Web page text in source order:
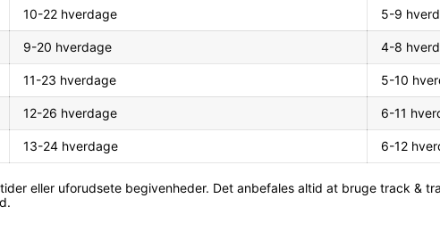
10-22 hverdage 5-9
9-20 hverdage 4-8
11-23 hverdage 5-10
12-26 hverdage 6-11
13-24 hverdage 6-12
eller uforudsete begivenheder. Det anbefales altid at bruge track &